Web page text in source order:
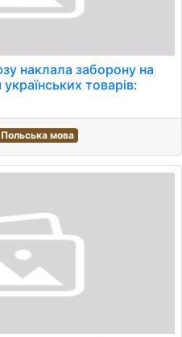
наклала заборону на
товарів:
Польська мова